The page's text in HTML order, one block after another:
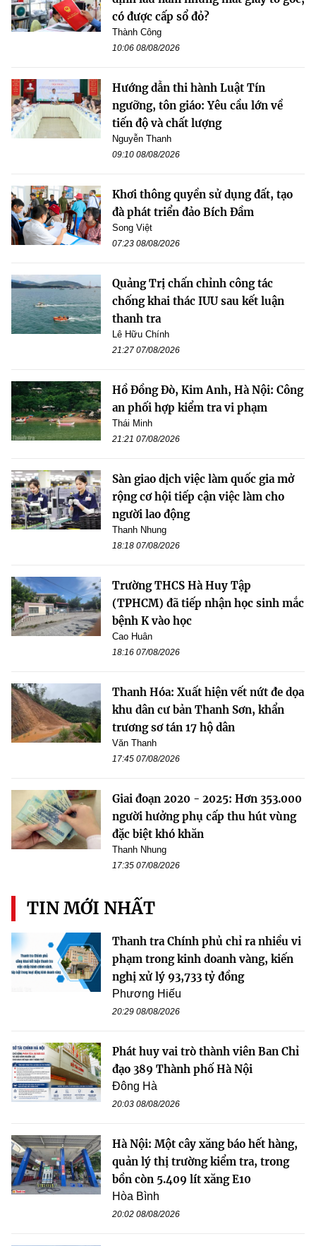
có được cấp sổ đỏ?
Thành Công
10:06 08/08/2026
Hướng dẫn thi hành Luật Tín
ngưỡng, tôn giáo: Yêu cầu lớn về
tiến độ và chất lượng
Nguyễn Thanh
09:10 08/08/2026
Khơi thông quyền sử dụng đất, tạo
đà phát triển đảo Bích Đầm
Song Việt
07:23 08/08/2026
Quảng Trị chấn chỉnh công tác
chống khai thác IUU sau kết luận
thanh tra
Lê Hữu Chính
21:27 07/08/2026
Hồ Đồng Đò, Kim Anh, Hà Nội: Công
an phối hợp kiểm tra vi phạm
Thái Minh
21:21 07/08/2026
Sàn giao dịch việc làm quốc gia mở
rộng cơ hội tiếp cận việc làm cho
người lao động
Thanh Nhung
18:18 07/08/2026
Trường THCS Hà Huy Tập
(TPHCM) đã tiếp nhận học sinh mắc
bệnh K vào học
Cao Huân
18:16 07/08/2026
Thanh Hóa: Xuất hiện vết nứt đe dọa
khu dân cư bản Thanh Sơn, khẩn
trương sơ tán 17 hộ dân
Văn Thanh
17:45 07/08/2026
Giai đoạn 2020 - 2025: Hơn 353.000
người hưởng phụ cấp thu hút vùng
đặc biệt khó khăn
Thanh Nhung
17:35 07/08/2026
TIN MỚI NHẤT
Thanh tra Chính phủ chỉ ra nhiều vi
phạm trong kinh doanh vàng, kiến
nghị xử lý 93,733 tỷ đồng
Phương Hiếu
20:29 08/08/2026
Phát huy vai trò thành viên Ban Chỉ
đạo 389 Thành phố Hà Nội
Đông Hà
20:03 08/08/2026
Hà Nội: Một cây xăng báo hết hàng,
quản lý thị trường kiểm tra, trong
bồn còn 5.409 lít xăng E10
Hòa Bình
20:02 08/08/2026